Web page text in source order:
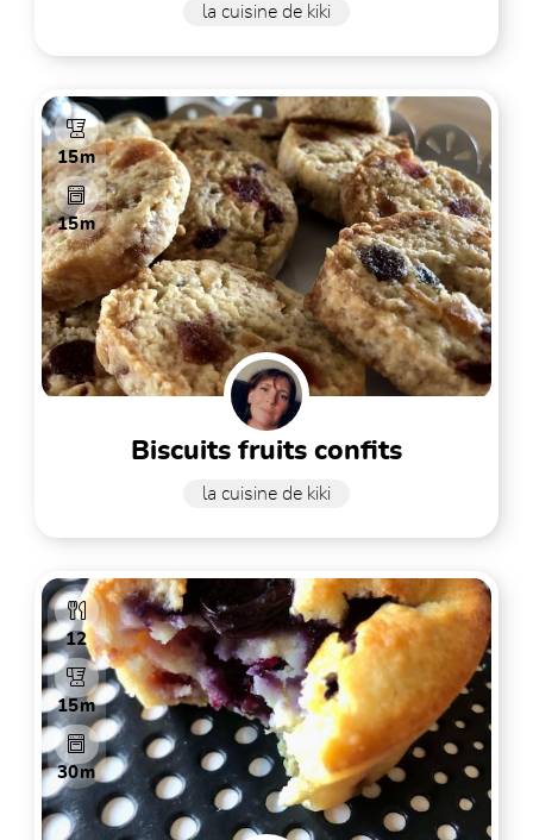
la cuisine de kiki
15m
15m
biscuits fruits confits
la cuisine de kiki
12
15m
30m